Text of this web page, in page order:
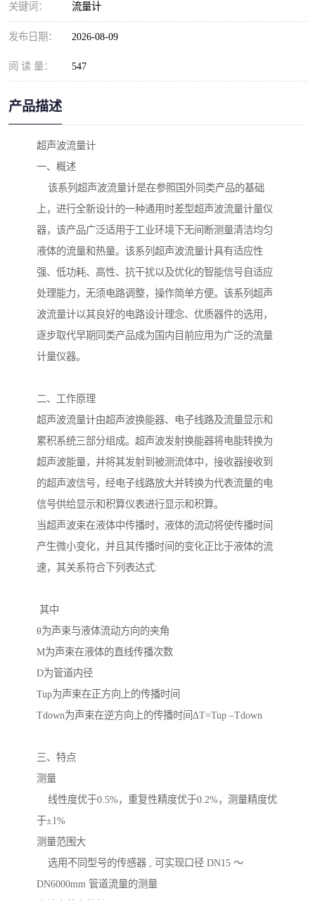
关键词： 流量计
发布日期： 2026-08-09
阅 读 量： 547
产品描述
超声波流量计
一、概述
该系列超声波流量计是在参照国外同类产品的基础
上，进行全新设计的一种通用时差型超声波流量计量仪
器，该产品广泛适用于工业环境下无间断测量清洁均匀
液体的流量和热量。该系列超声波流量计具有适应性
强、低功耗、高性、抗干扰以及优化的智能信号自适应
处理能力，无须电路调整，操作简单方便。该系列超声
波流量计以其良好的电路设计理念、优质器件的选用，
逐步取代早期同类产品成为国内目前应用为广泛的流量
计量仪器。
二、工作原理
超声波流量计由超声波换能器、电子线路及流量显示和
累积系统三部分组成。超声波发射换能器将电能转换为
超声波能量，并将其发射到被测流体中，接收器接收到
的超声波信号，经电子线路放大并转换为代表流量的电
信号供给显示和积算仪表进行显示和积算。
当超声波束在液体中传播时，液体的流动将使传播时间
产生微小变化，并且其传播时间的变化正比于液体的流
速，其关系符合下列表达式:
其中
θ为声束与液体流动方向的夹角
M为声束在液体的直线传播次数
D为管道内径
Tup为声束在正方向上的传播时间
Tdown为声束在逆方向上的传播时间ΔT=Tup –Tdown
三、特点
测量
线性度优于0.5%，重复性精度优于0.2%，测量精度优
于±1%
测量范围大
选用不同型号的传感器 , 可实现口径 DN15 ～
DN6000mm 管道流量的测量